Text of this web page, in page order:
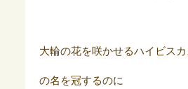
大輪の花を咲かせるハイビスカ
の名を冠するのに